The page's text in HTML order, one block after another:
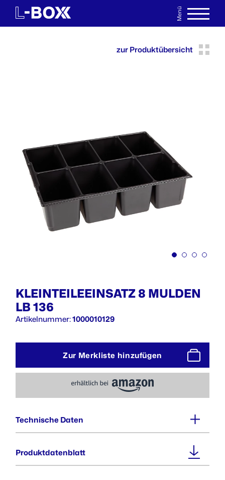
Menü
MERKLISTE
zur Produktübersicht
KLEINTEILEEINSATZ 8 MULDEN
LB 136
Artikelnummer:1000010129
Zur Merkliste hinzufügen
Technische Daten
Außenmaße (BxTxH) :
Produktdatenblatt